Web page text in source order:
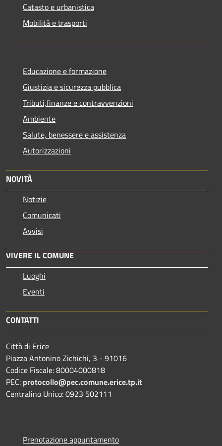
Catasto e urbanistica
Mobilità e trasporti
Educazione e formazione
Giustizia e sicurezza pubblica
Tributi,finanze e contravvenzioni
Ambiente
Salute, benessere e assistenza
Autorizzazioni
NOVITÀ
Notizie
Comunicati
Avvisi
VIVERE IL COMUNE
Luoghi
Eventi
CONTATTI
Città di Erice
Piazza Antonino Zichichi, 3 - 91016
Codice Fiscale: 80004000818
PEC: protocollo@pec.comune.erice.tp.it
Centralino Unico: 0923 502111
Prenotazione appuntamento